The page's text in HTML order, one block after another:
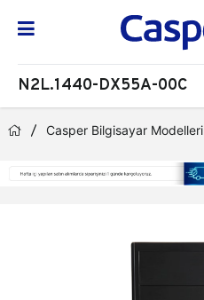
N2L.1440-DX55A-00C
Casper Bilgisayar Modelleri